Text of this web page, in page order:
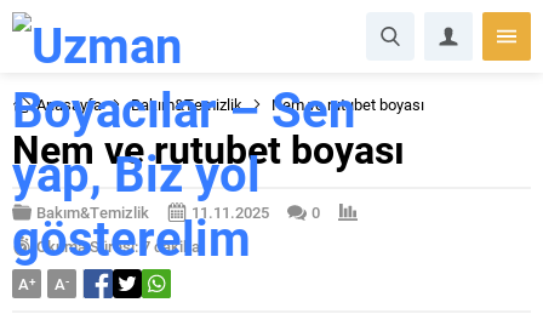
Anasayfa Bakım&Temizlik Nem ve rutubet boyası
Nem ve rutubet boyası
Bakım&Temizlik 11.11.2025
0
Okuma Süresi: 7 dakika
A+ A-